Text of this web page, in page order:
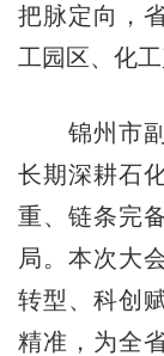
把脉定向，
工园区、化
锦州市副
长期深耕石
重、链条完
局。本次大
转型、科创
精准，为全